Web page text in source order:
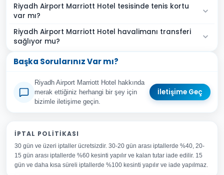
Riyadh Airport Marriott Hotel tesisinde tenis kortu
var mı?
Riyadh Airport Marriott Hotel havalimanı transferi
sağlıyor mu?
Başka Sorularınız Var mı?
Riyadh Airport Marriott Hotel hakkında
merak ettiğiniz herhangi bir şey için
bizimle iletişime geçin.
İletişime Geç
Adınız Soyadınız
E-posta Adresiniz
Konu
İPTAL POLITIKASI
30 gün ve üzeri iptaller ücretsizdir. 30-20 gün arası iptallerde %40, 20-
15 gün arası iptallerde %60 kesinti yapılır ve kalan tutar iade edilir. 15
gün ve daha kısa süreli iptallerde %100 kesinti yapılır ve iade yapılmaz.